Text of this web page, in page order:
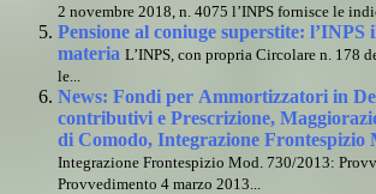
2 novembre 2018, n. 4075 l’INPS fornisce le
Pensione al coniuge superstite:
materia L’INPS, con propria Circolare n. 178
le...
News: Fondi per Ammortizzatori in
contributivi e Prescrizione,
di Comodo, Integrazione Frontespizio
Integrazione Frontespizio Mod. 730/2013:
Provvedimento 4 marzo 2013...